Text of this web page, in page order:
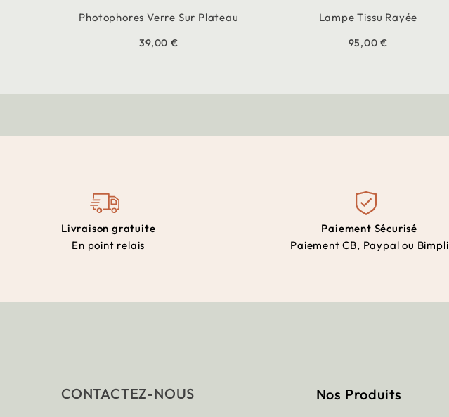
Photophores Verre Sur Plateau
39,00 €
Lampe Tissu Rayée
95,00 €
Livraison gratuite
En point relais
Paiement Sécurisé
Paiement CB, Paypal ou Bimpli
CONTACTEZ-NOUS Nos Produits